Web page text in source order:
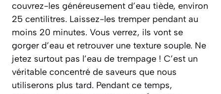
couvrez-les généreusement d’eau tiède, environ
25 centilitres. Laissez-les tremper pendant au
moins 20 minutes. Vous verrez, ils vont se
gorger d’eau et retrouver une texture souple. Ne
jetez surtout pas l’eau de trempage ! C’est un
véritable concentré de saveurs que nous
utiliserons plus tard. Pendant ce temps,